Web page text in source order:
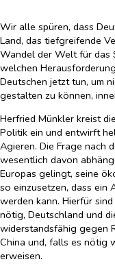
Wir alle spüren, dass
Land, das tiefgreifende
Wandel der Welt für das
welchen
Deutschen jetzt tun, um
gestalten zu können,
Herfried Münkler kreist
Politik ein und entwirft
Agieren. Die Frage nach
wesentlich davon
Europas gelingt, seine
so einzusetzen, dass ein
werden kann. Hierfür
nötig, Deutschland und
widerstandsfähig gegen
China und, falls es nötig
erweisen.